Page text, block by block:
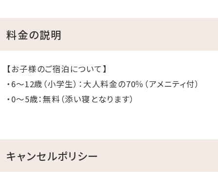
電子レンジ、オーブントースター、ポット（いずれも
冷蔵庫、炊飯器、食洗機（ビルトインタイプ）
ソーダストリーム、コーヒーメーカー（ネスカフェ ドル
チェグスト）
琉球グラス、食器類（やちむん）、カトラリー 他
料金の説明
【お子様のご宿泊について】
・6～12歳（小学生）：大人料金の70％（アメニティ付）
・0～5歳：無料（添い寝となります）
キャンセルポリシー